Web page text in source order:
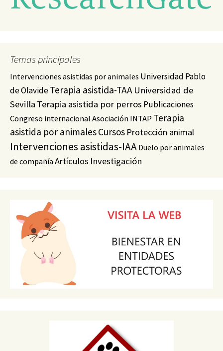
Temas principales
Intervenciones asistidas por animales Universidad Pablo
de OlavideTerapia asistida-TAA Universidad de
Sevilla Terapia asistida por perros Publicaciones
Congreso internacionalAsociación INTAP Terapia
asistida por animalesCursos Protección animal
Intervenciones asistidas-IAA Duelo por animales
de compañía Artículos Investigación